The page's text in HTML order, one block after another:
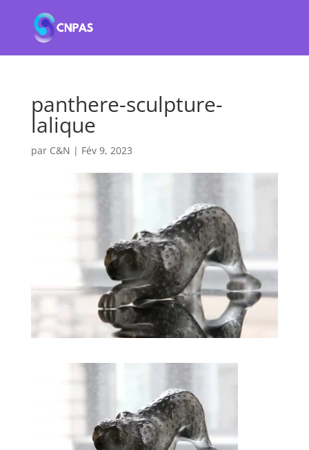
panthere-sculpture-
lalique
par C&N | Fév 9, 2023